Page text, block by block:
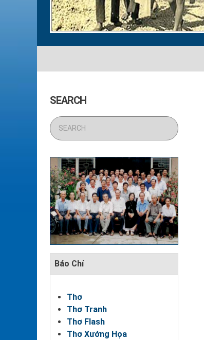
SEARCH
Báo Chí
Thơ
Thơ Tranh
Thơ Flash
Thơ Xướng Họa